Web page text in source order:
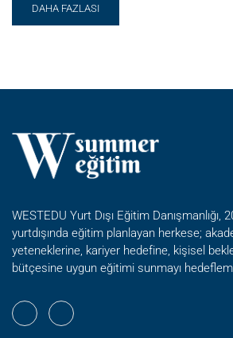
READ
MORE
YAZ
THE
CHOATE
DAHA FAZLASI
WESTEDU Yurt Dışı Eğitim Danışmanlığı,
yurtdışında eğitim planlayan herkese;
yeteneklerine, kariyer hedefine, kişisel
bütçesine uygun eğitimi sunmayı